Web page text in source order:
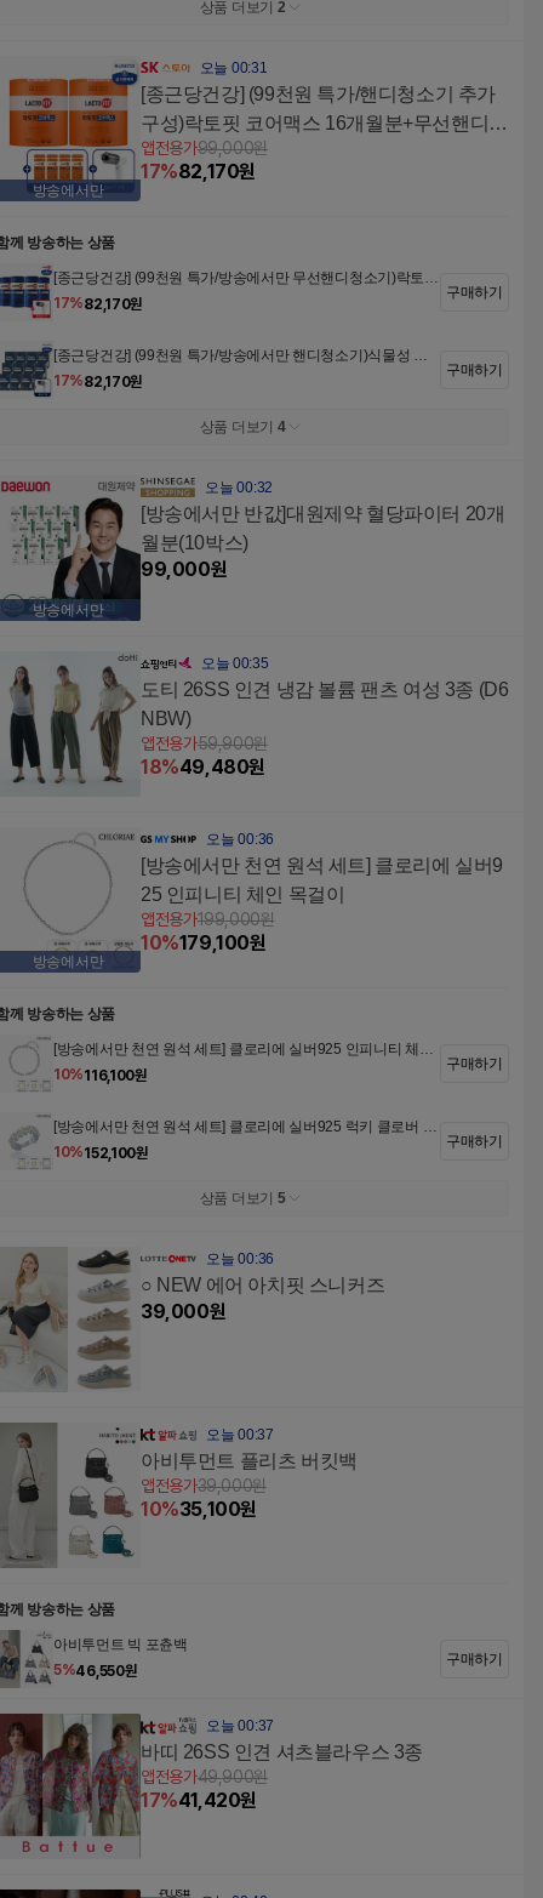
상품 더보기 2
방송에서만
오늘 00:31
[종근당건강] (99천원 특가/핸디청소기 추가
구성)락토핏 코어맥스 16개월분+무선핸디청
소기
앱전용가99,000원
17%82,170원
께 방송하는 상품
[종근당건강] (99천원 특가/방송에서만 무선핸디청소기)락토핏
인지력케어 4개월분+무선 핸디 청소기 추가구성
17%82,170원
구매하기
[종근당건강] (99천원 특가/방송에서만 핸디청소기)식물성 알
티지오메가3 12개월분+무선 핸디 청소기
17%82,170원
구매하기
상품 더보기 4
방송에서만
오늘 00:32
[방송에서만 반값]대원제약 혈당파이터 20개
월분(10박스)
99,000원
오늘 00:35
도티 26SS 인견 냉감 볼륨 팬츠 여성 3종 (D6
NBW)
앱전용가59,900원
18%49,480원
방송에서만
오늘 00:36
[방송에서만 천연 원석 세트] 클로리에 실버9
25 인피니티 체인 목걸이
앱전용가199,000원
10%179,100원
께 방송하는 상품
[방송에서만 천연 원석 세트] 클로리에 실버925 인피니티 체인
팔찌
10%116,100원
구매하기
[방송에서만 천연 원석 세트] 클로리에 실버925 럭키 클로버 반
지
10%152,100원
구매하기
상품 더보기 5
오늘 00:36
○ NEW 에어 아치핏 스니커즈
39,000원
오늘 00:37
아비투먼트 플리츠 버킷백
앱전용가39,000원
10%35,100원
께 방송하는 상품
아비투먼트 빅 포츈백
5%46,550원
구매하기
오늘 00:37
바띠 26SS 인견 셔츠블라우스 3종
앱전용가49,900원
17%41,420원